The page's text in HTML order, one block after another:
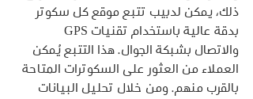
ذلك، يمكن لدبيب تتبع موقع كل سكوتر
والاتصال بشبكة الجوال. هذا التتبع يُمكن
العملاء من العثور على السكوترات المتاحة
بالقرب منهم. ومن خلال تحليل البيانات